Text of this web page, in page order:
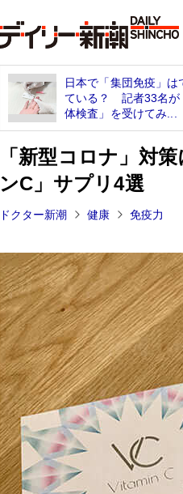
日本で「集団免疫」は
ている？ 記者33名が
体検査」を受けてみ...
「新型コロナ」対
ンC」サプリ4選
ドクター新潮 健康 免疫力